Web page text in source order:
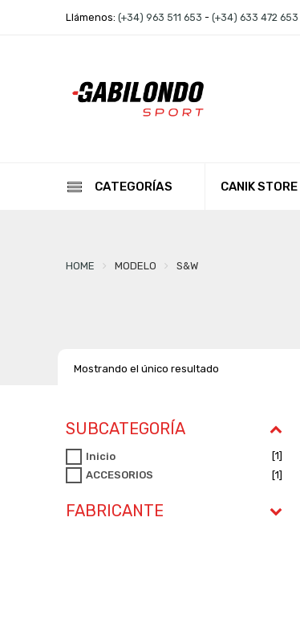
Llámenos: (+34) 963 511 653 - (+34) 633 472 653
CATEGORÍAS CANIK STORE
HOME MODELO S&W
Mostrando el único resultado
SUBCATEGORÍA
Inicio
[1]
ACCESORIOS
[1]
FABRICANTE